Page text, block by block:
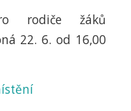
rodiče žáků
22. 6. od 16,00